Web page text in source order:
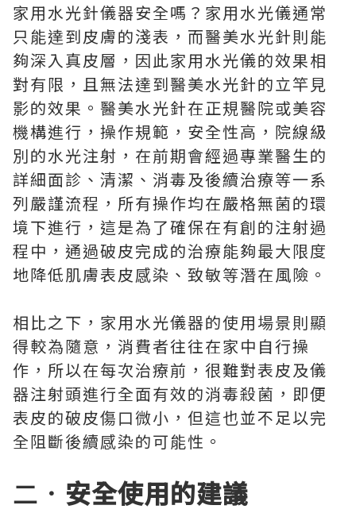
家用水光針儀器安全嗎？家用水光儀通常
只能達到皮膚的淺表，而醫美水光針則能
夠深入真皮層，因此家用水光儀的效果相
對有限，且無法達到醫美水光針的立竿見
影的效果。醫美水光針在正規醫院或美容
機構進行，操作規範，安全性高，院線級
別的水光注射，在前期會經過專業醫生的
詳細面診、清潔、消毒及後續治療等一系
列嚴謹流程，所有操作均在嚴格無菌的環
境下進行，這是為了確保在有創的注射過
程中，通過破皮完成的治療能夠最大限度
地降低肌膚表皮感染、致敏等潛在風險。
相比之下，家用水光儀器的使用場景則顯
得較為隨意，消費者往往在家中自行操
作，所以在每次治療前，很難對表皮及儀
器注射頭進行全面有效的消毒殺菌，即便
表皮的破皮傷口微小，但這也並不足以完
全阻斷後續感染的可能性。
二． 安全使用的建議